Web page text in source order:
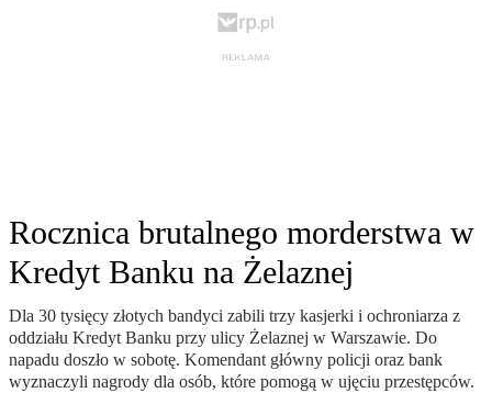
Rocznica brutalnego morderstwa w
Kredyt Banku na Żelaznej
Dla 30 tysięcy złotych bandyci zabili trzy kasjerki i ochroniarza z
oddziału Kredyt Banku przy ulicy Żelaznej w Warszawie. Do
napadu doszło w sobotę. Komendant główny policji oraz bank
wyznaczyli nagrody dla osób, które pomogą w ujęciu przestępców.